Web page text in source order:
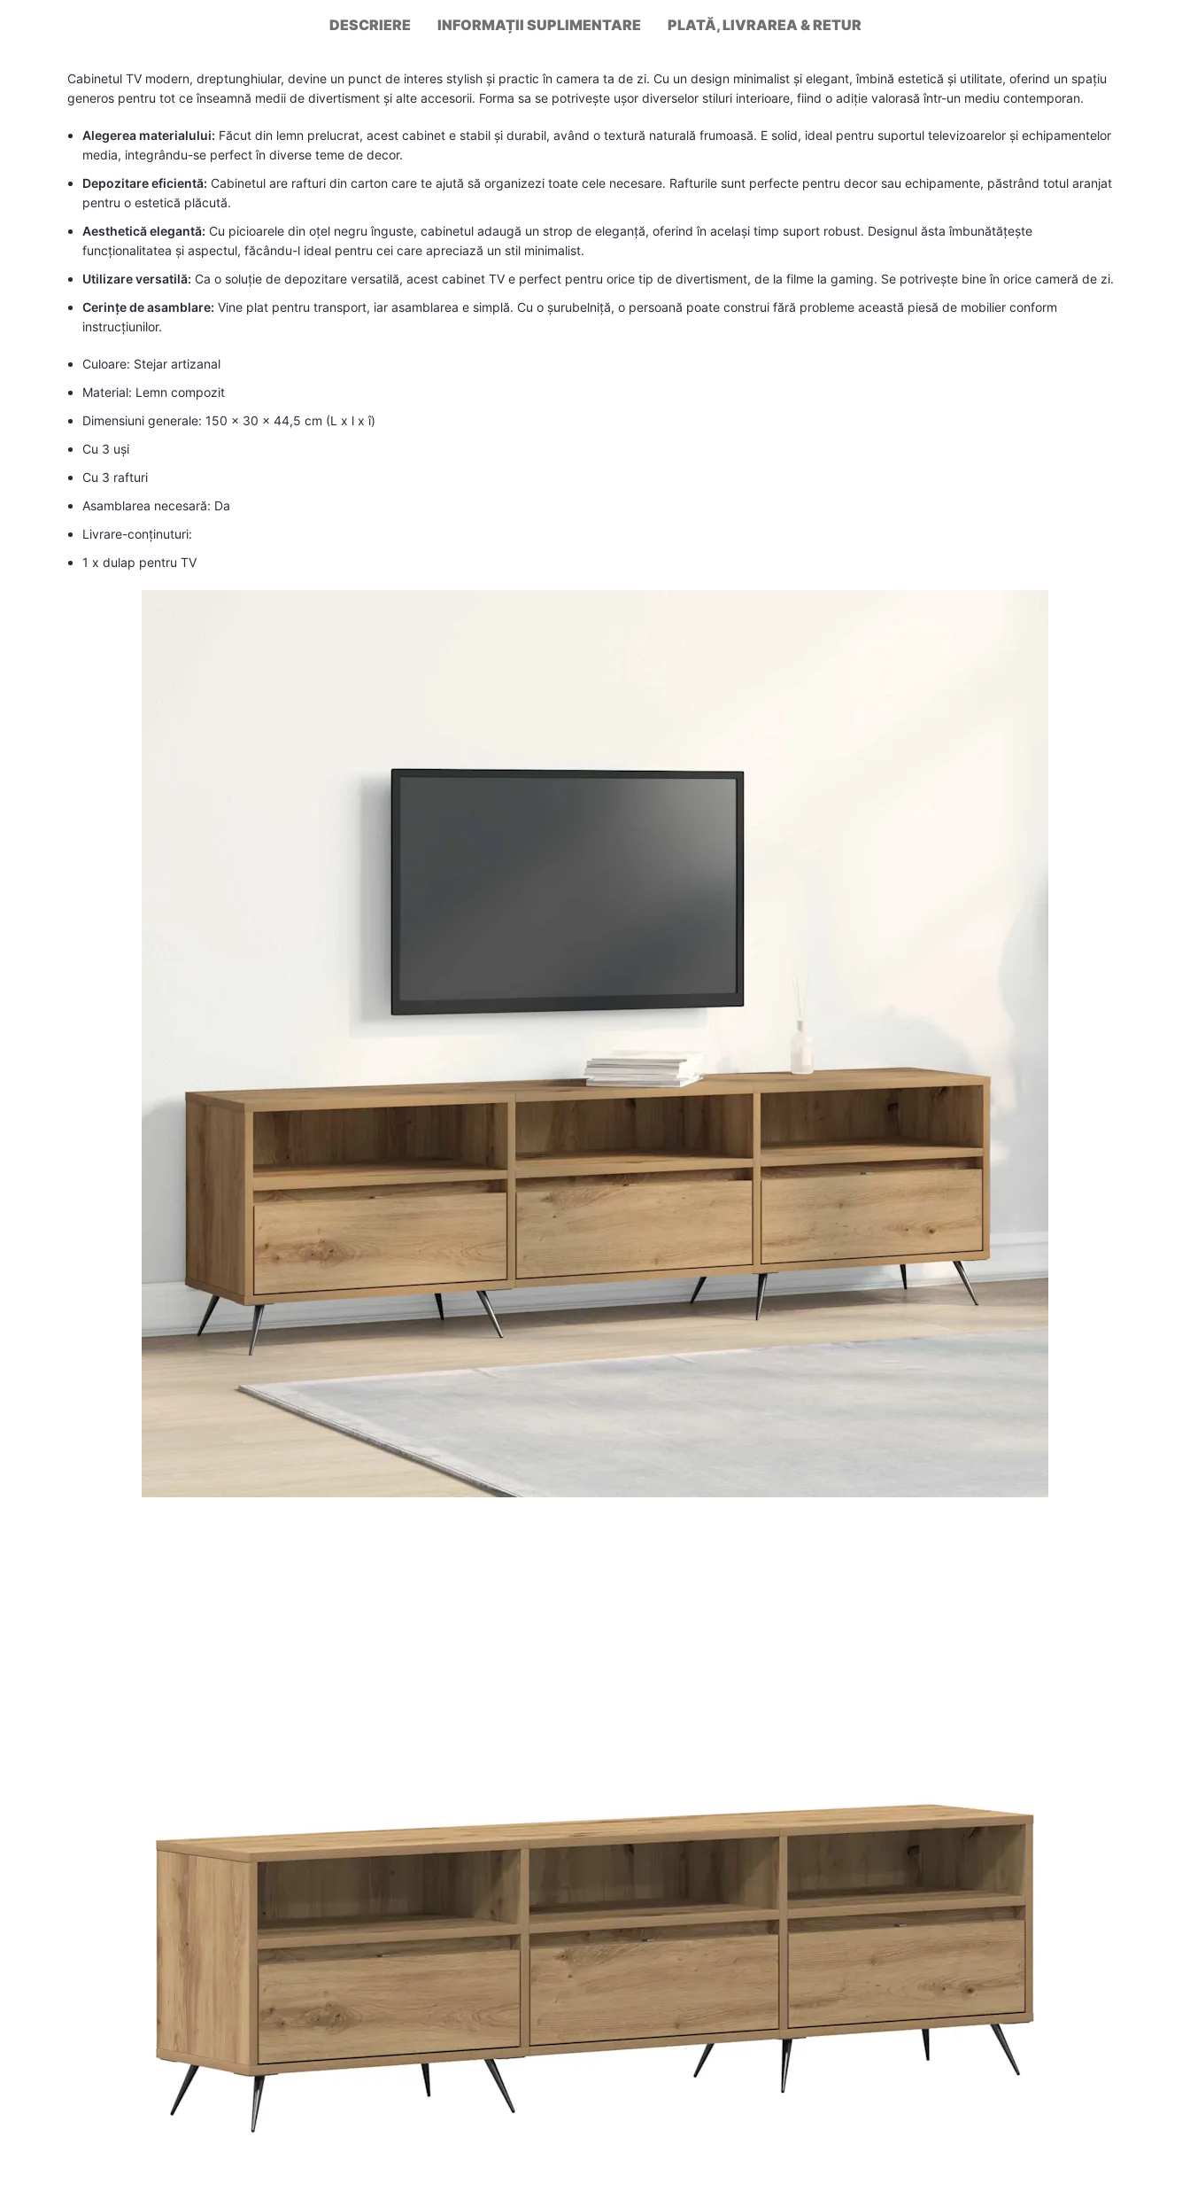
DESCRIERE INFORMAȚII SUPLIMENTARE PLATĂ, LIVRAREA & RETUR
Cabinetul TV modern, dreptunghiular, devine un punct de interes stylish și practic în camera ta de zi. Cu un design minimalist și elegant, îmbină estetică și utilitate, oferind un spațiu
generos pentru tot ce înseamnă medii de divertisment și alte accesorii. Forma sa se potrivește ușor diverselor stiluri interioare, fiind o adiție valorasă într-un mediu contemporan.
Alegerea materialului: Făcut din lemn prelucrat, acest cabinet e stabil și durabil, având o textură naturală frumoasă. E solid, ideal pentru suportul televizoarelor și echipamentelor
media, integrându-se perfect în diverse teme de decor.
Depozitare eficientă: Cabinetul are rafturi din carton care te ajută să organizezi toate cele necesare. Rafturile sunt perfecte pentru decor sau echipamente, păstrând totul aranjat
pentru o estetică plăcută.
Aesthetică elegantă: Cu picioarele din oțel negru înguste, cabinetul adaugă un strop de eleganță, oferind în același timp suport robust. Designul ăsta îmbunătățește
funcționalitatea și aspectul, făcându-l ideal pentru cei care apreciază un stil minimalist.
Utilizare versatilă: Ca o soluție de depozitare versatilă, acest cabinet TV e perfect pentru orice tip de divertisment, de la filme la gaming. Se potrivește bine în orice cameră de zi.
Cerințe de asamblare: Vine plat pentru transport, iar asamblarea e simplă. Cu o șurubelniță, o persoană poate construi fără probleme această piesă de mobilier conform
instrucțiunilor.
Culoare: Stejar artizanal
Material: Lemn compozit
Dimensiuni generale: 150 x 30 x 44,5 cm (L x l x î)
Cu 3 uși
Cu 3 rafturi
Asamblarea necesară: Da
Livrare-conținuturi:
1 x dulap pentru TV